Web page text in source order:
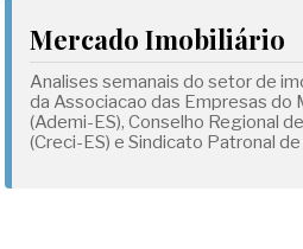
Mercado Imobiliário
Analises semanais do setor de
da Associacao das Empresas do
(Ademi-ES), Conselho Regional
(Creci-ES) e Sindicato Patronal